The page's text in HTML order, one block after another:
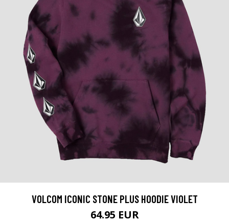
VOLCOM ICONIC STONE PLUS HOODIE VIOLET
64.95 EUR